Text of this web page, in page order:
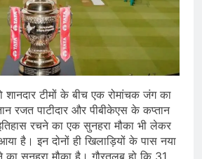
शानदार टीमों के बीच एक रोमांचक जंग का
रजत पाटीदार और पीबीकेएस के कप्तान
रचने का एक सुनहरा मौका भी लेकर
है। इन दोनों ही खिलाड़ियों के पास नया
का सुनहरा मौका है। गौरतलब हो कि 31